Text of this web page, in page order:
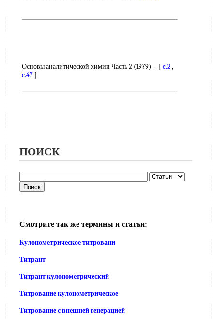
Основы аналитической химии Часть 2 (1979) -- [ c.2,
c.47]
ПОИСК
Смотрите так же термины и статьи:
Кулонометрическое титровани
Титрант
Титрант кулонометрический
Титрование кулонометрическое
Титрование с внешней генерацией